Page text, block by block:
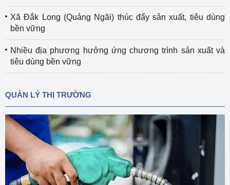
Xã Đắk Long (Quảng Ngãi) thúc đẩy sản xuất, tiêu dùng
bền vững
Nhiều địa phương hưởng ứng chương trình sản xuất và
tiêu dùng bền vững
QUẢN LÝ THỊ TRƯỜNG